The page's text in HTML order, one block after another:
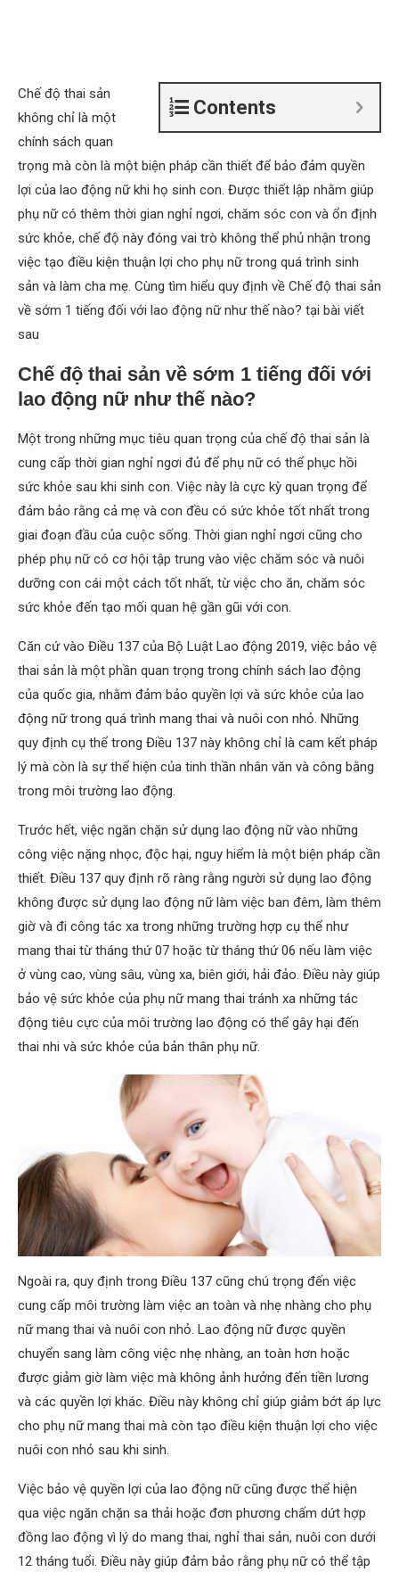
Contents
Chế độ thai sản
không chỉ là một
chính sách quan
trọng mà còn là một biện pháp cần thiết để bảo đảm quyền
lợi của lao động nữ khi họ sinh con. Được thiết lập nhằm giúp
phụ nữ có thêm thời gian nghỉ ngơi, chăm sóc con và ổn định
sức khỏe, chế độ này đóng vai trò không thể phủ nhận trong
việc tạo điều kiện thuận lợi cho phụ nữ trong quá trình sinh
sản và làm cha mẹ. Cùng tìm hiểu quy định về Chế độ thai sản
về sớm 1 tiếng đối với lao động nữ như thế nào? tại bài viết
sau
Chế độ thai sản về sớm 1 tiếng đối với
lao động nữ như thế nào?
Một trong những mục tiêu quan trọng của chế độ thai sản là
cung cấp thời gian nghỉ ngơi đủ để phụ nữ có thể phục hồi
sức khỏe sau khi sinh con. Việc này là cực kỳ quan trọng để
đảm bảo rằng cả mẹ và con đều có sức khỏe tốt nhất trong
giai đoạn đầu của cuộc sống. Thời gian nghỉ ngơi cũng cho
phép phụ nữ có cơ hội tập trung vào việc chăm sóc và nuôi
dưỡng con cái một cách tốt nhất, từ việc cho ăn, chăm sóc
sức khỏe đến tạo mối quan hệ gần gũi với con.
Căn cứ vào Điều 137 của Bộ Luật Lao động 2019, việc bảo vệ
thai sản là một phần quan trọng trong chính sách lao động
của quốc gia, nhằm đảm bảo quyền lợi và sức khỏe của lao
động nữ trong quá trình mang thai và nuôi con nhỏ. Những
quy định cụ thể trong Điều 137 này không chỉ là cam kết pháp
lý mà còn là sự thể hiện của tinh thần nhân văn và công bằng
trong môi trường lao động.
Trước hết, việc ngăn chặn sử dụng lao động nữ vào những
công việc nặng nhọc, độc hại, nguy hiểm là một biện pháp cần
thiết. Điều 137 quy định rõ ràng rằng người sử dụng lao động
không được sử dụng lao động nữ làm việc ban đêm, làm thêm
giờ và đi công tác xa trong những trường hợp cụ thể như
mang thai từ tháng thứ 07 hoặc từ tháng thứ 06 nếu làm việc
ở vùng cao, vùng sâu, vùng xa, biên giới, hải đảo. Điều này giúp
bảo vệ sức khỏe của phụ nữ mang thai tránh xa những tác
động tiêu cực của môi trường lao động có thể gây hại đến
thai nhi và sức khỏe của bản thân phụ nữ.
Ngoài ra, quy định trong Điều 137 cũng chú trọng đến việc
cung cấp môi trường làm việc an toàn và nhẹ nhàng cho phụ
nữ mang thai và nuôi con nhỏ. Lao động nữ được quyền
chuyển sang làm công việc nhẹ nhàng, an toàn hơn hoặc
được giảm giờ làm việc mà không ảnh hưởng đến tiền lương
và các quyền lợi khác. Điều này không chỉ giúp giảm bớt áp lực
cho phụ nữ mang thai mà còn tạo điều kiện thuận lợi cho việc
nuôi con nhỏ sau khi sinh.
Việc bảo vệ quyền lợi của lao động nữ cũng được thể hiện
qua việc ngăn chặn sa thải hoặc đơn phương chấm dứt hợp
đồng lao động vì lý do mang thai, nghỉ thai sản, nuôi con dưới
12 tháng tuổi. Điều này giúp đảm bảo rằng phụ nữ có thể tập